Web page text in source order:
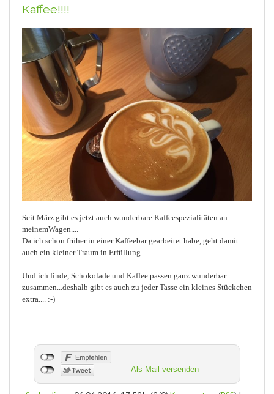
Kaffee!!!!
Seit März gibt es jetzt auch wunderbare Kaffeespezialitäten an
meinemWagen....
Da ich schon früher in einer Kaffeebar gearbeitet habe, geht damit
auch ein kleiner Traum in Erfüllung...
Und ich finde, Schokolade und Kaffee passen ganz wunderbar
zusammen...deshalb gibt es auch zu jeder Tasse ein kleines Stückchen
extra.... :-)
Als Mail versenden